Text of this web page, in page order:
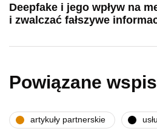
Deepfake i jego wpływ na
i zwalczać fałszywe
Powiązane
artykuły partnerskie